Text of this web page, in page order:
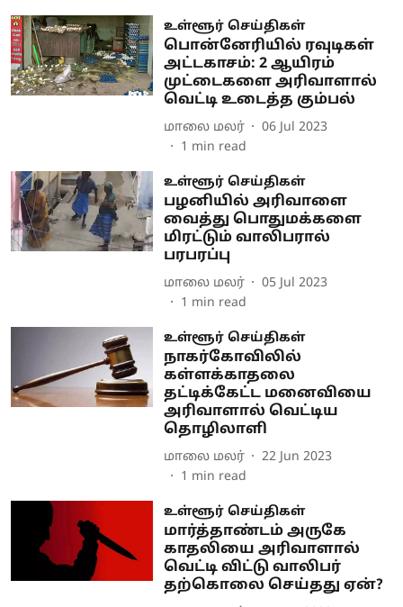
உள்ளூர் செய்திகள்
பொன்னேரியில் ரவுடிகள்
அட்டகாசம்: 2 ஆயிரம்
முட்டைகளை அரிவாளால்
வெட்டி உடைத்த கும்பல்
மாலை மலர்
06 Jul 2023
1 min read
உள்ளூர் செய்திகள்
பழனியில் அரிவாளை
வைத்து பொதுமக்களை
மிரட்டும் வாலிபரால்
பரபரப்பு
மாலை மலர்
05 Jul 2023
1 min read
உள்ளூர் செய்திகள்
நாகர்கோவிலில்
கள்ளக்காதலை
தட்டிக்கேட்ட மனைவியை
அரிவாளால் வெட்டிய
தொழிலாளி
மாலை மலர்
22 Jun 2023
1 min read
உள்ளூர் செய்திகள்
மார்த்தாண்டம் அருகே
காதலியை அரிவாளால்
வெட்டி விட்டு வாலிபர்
தற்கொலை செய்தது ஏன்?